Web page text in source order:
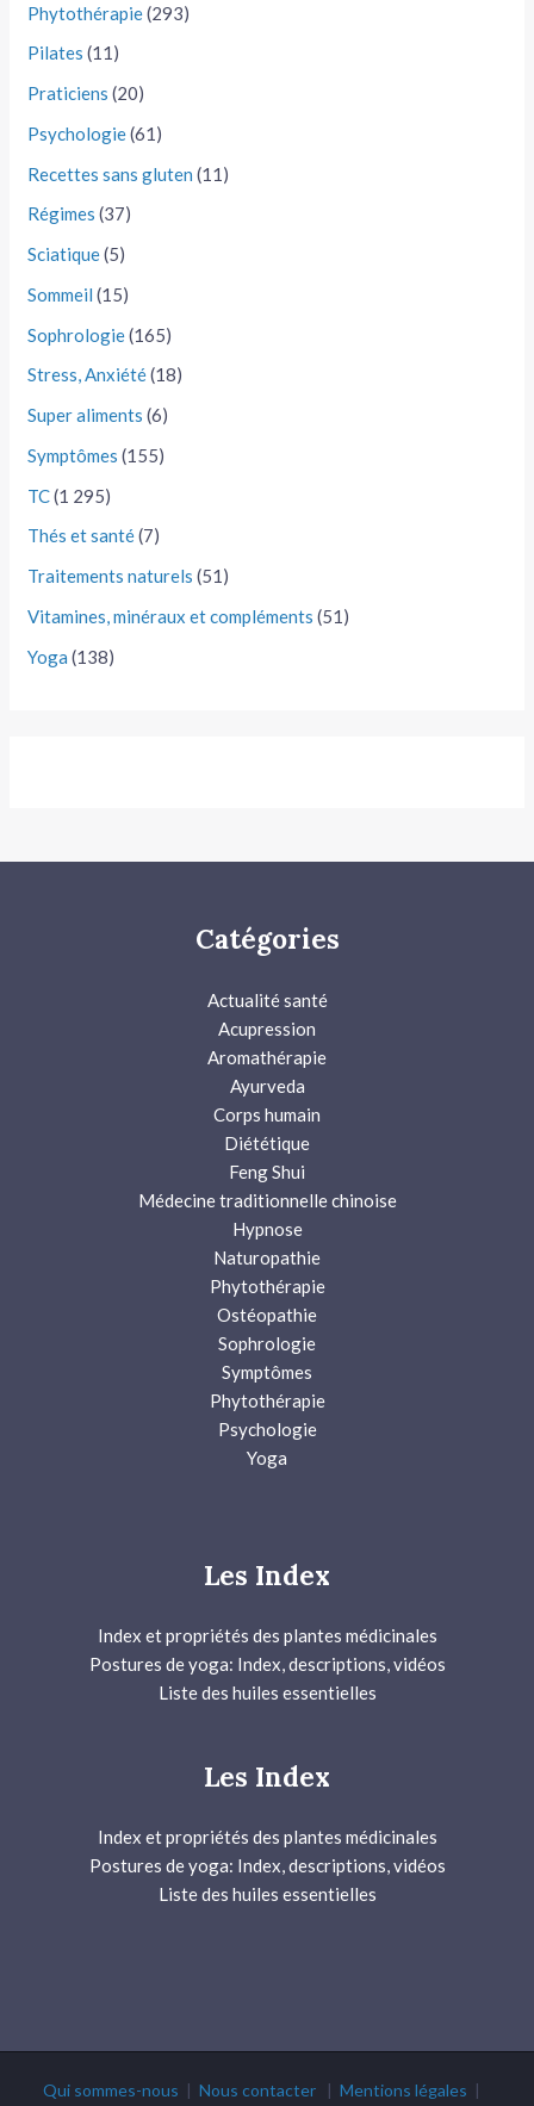
Phytothérapie(293)
Pilates (11)
Praticiens (20)
Psychologie(61)
Recettes sans gluten (11)
Régimes (37)
Sciatique(5)
Sommeil (15)
Sophrologie(165)
Stress, Anxiété(18)
Super aliments (6)
Symptômes (155)
TC(1 295)
Thés et santé(7)
Traitements naturels (51)
Vitamines, minéraux et compléments (51)
Yoga (138)
Catégories
Actualité santé
Acupression
Aromathérapie
Ayurveda
Corps humain
Diététique
Feng Shui
Médecine traditionnelle chinoise
Hypnose
Naturopathie
Phytothérapie
Ostéopathie
Sophrologie
Symptômes
Phytothérapie
Psychologie
Yoga
Les Index
Index et propriétés des plantes médicinales
Postures de yoga: Index, descriptions, vidéos
Liste des huiles essentielles
Les Index
Index et propriétés des plantes médicinales
Postures de yoga: Index, descriptions, vidéos
Liste des huiles essentielles
Qui sommes-nous | Nous contacter| Mentions légales |